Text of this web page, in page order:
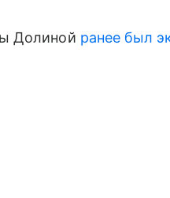
Долиной ранее был